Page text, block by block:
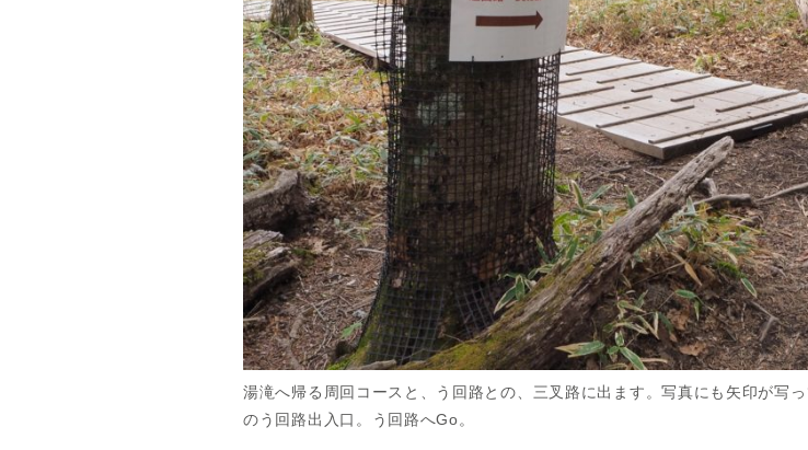
湯滝へ帰る周回コースと、う回路との、三叉路に出ます。写真にも矢印が写
のう回路出入口。う回路へGo。